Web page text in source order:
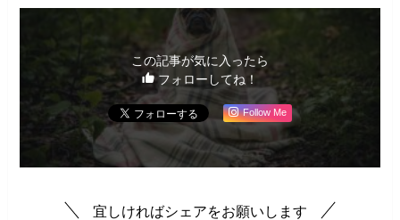
この記事が気に入ったら
フォローしてね！
Follow Me
宜しければシェアをお願いします